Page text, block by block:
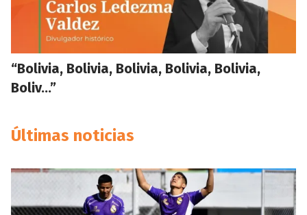
“Bolivia, Bolivia, Bolivia, Bolivia, Bolivia,
Boliv…”
Últimas noticias